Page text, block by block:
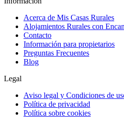
Acerca de Mis Casas Rurales
Alojamientos Rurales con
Contacto
Información para propietarios
Preguntas Frecuentes
Blog
Legal
Aviso legal y Condiciones de
Política de privacidad
Política sobre cookies